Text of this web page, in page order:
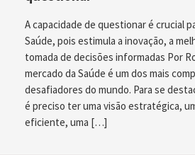
A capacidade de questionar é crucial
Saúde, pois estimula a inovação, a
tomada de decisões informadas Por
mercado da Saúde é um dos mais
desafiadores do mundo. Para se
é preciso ter uma visão estratégica,
eficiente, uma […]